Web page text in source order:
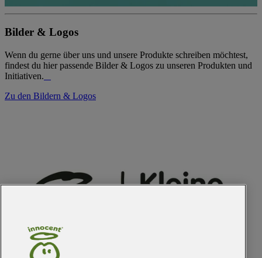
Bilder & Logos
Wenn du gerne über uns und unsere Produkte schreiben möchtest,
findest du hier passende Bilder & Logos zu unseren Produkten und
Initiativen.
Zu den Bildern & Logos